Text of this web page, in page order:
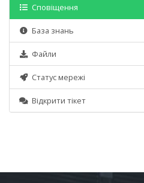
Сповіщення
База знань
Файли
Статус мережі
Відкрити тікет